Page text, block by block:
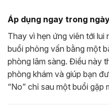
Áp dụng ngay trong
Thay vì hẹn ứng viên tới lui
buổi phỏng vấn bằng một
phòng lâm sàng. Điều này
phòng khám và giúp bạn
“No” chỉ sau một buổi gặp